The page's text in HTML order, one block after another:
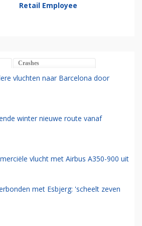
Retail Employee
Crashes
vluchten naar Barcelona door
winter nieuwe route vanaf
vlucht met Airbus A350-900 uit
met Esbjerg: 'scheelt zeven